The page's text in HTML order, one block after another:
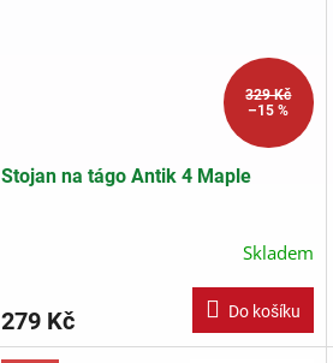
329 Kč
–15 %
Stojan na tágo Antik 4 Maple
Skladem
279 Kč Do košíku